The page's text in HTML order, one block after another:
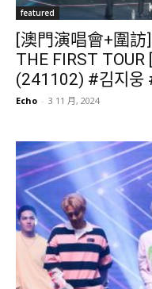
featured
[澳門演唱會+圍訪
THE FIRST TOUR
(241102) #김지웅
Echo - 3 11 月, 2024